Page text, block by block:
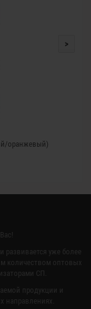
оранжевый)
>
развивается уже более
количеством оптовых
СП.
продукции и
направлениях.